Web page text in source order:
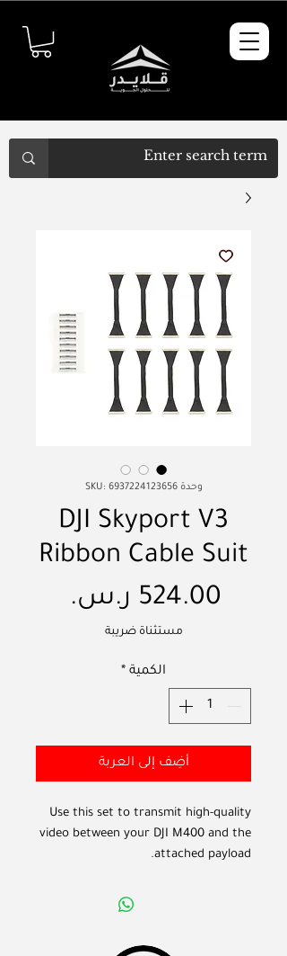
وحدة SKU: 6937224123656
DJI Skyport V3
Ribbon Cable Suit
مستثناة ضريبة
الكمية *
أضِف إلى العربة
Use this set to transmit high-quality
video between your DJI M400 and the
attached payload.